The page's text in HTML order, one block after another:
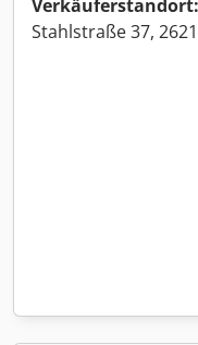
Verkäuferstandort:
Stahlstraße 37,